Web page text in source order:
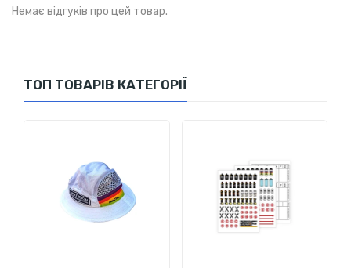
друк.
Немає відгуків про цей товар.
ТОП ТОВАРІВ КАТЕГОРІЇ